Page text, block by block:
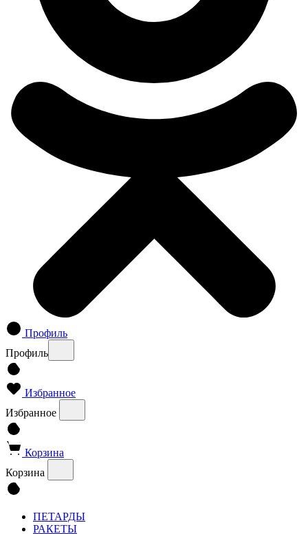
Профиль
Профиль
Избранное
Избранное
Корзина
Корзина
ПЕТАРДЫ
РАКЕТЫ